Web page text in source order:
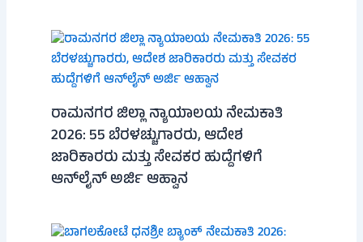
ರಾಮನಗರ ಜಿಲ್ಲಾ ನ್ಯಾಯಾಲಯ ನೇಮಕಾತಿ
2026: 55 ಬೆರಳಚ್ಚುಗಾರರು, ಆದೇಶ
ಜಾರಿಕಾರರು ಮತ್ತು ಸೇವಕರ ಹುದ್ದೆಗಳಿಗೆ
ಆನ್‌ಲೈನ್ ಅರ್ಜಿ ಆಹ್ವಾನ